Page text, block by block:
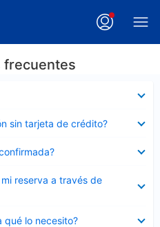
frecuentes
sin tarjeta de crédito?
reserva a través de
qué lo necesito?